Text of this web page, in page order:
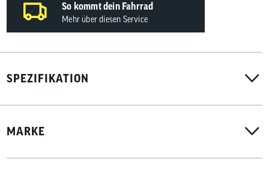
So kommt dein Fahrrad
Mehr über diesen Service
SPEZIFIKATION
MARKE